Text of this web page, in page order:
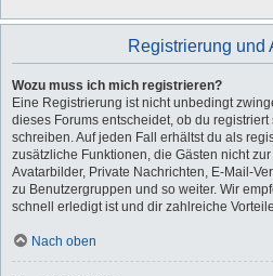
Registrierung und
Wozu muss ich mich registrieren?
Eine Registrierung ist nicht unbedingt
dieses Forums entscheidet, ob du
schreiben. Auf jeden Fall erhältst du als
zusätzliche Funktionen, die Gästen nicht
Avatarbilder, Private Nachrichten, E-Mail-
zu Benutzergruppen und so weiter. Wir
schnell erledigt ist und dir zahlreiche
Nach oben